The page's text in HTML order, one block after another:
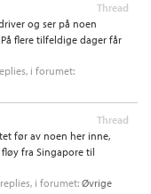
Thread
og ser på noen
flere tilfeldige dager får
i forumet:
Thread
før av noen her inne,
fra Singapore til
replies, i forumet:Øvrige